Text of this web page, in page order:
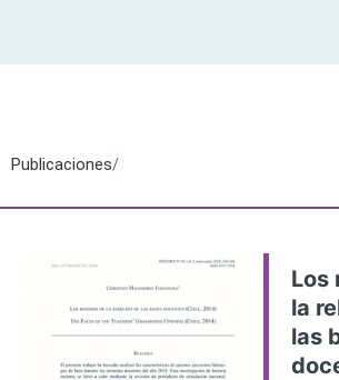
Publicaciones/
Los
la
las